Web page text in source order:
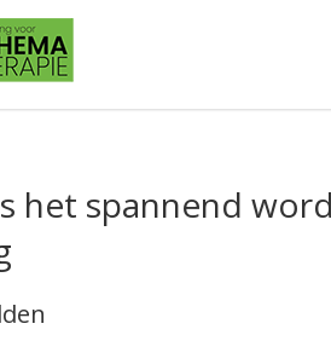
het spannend